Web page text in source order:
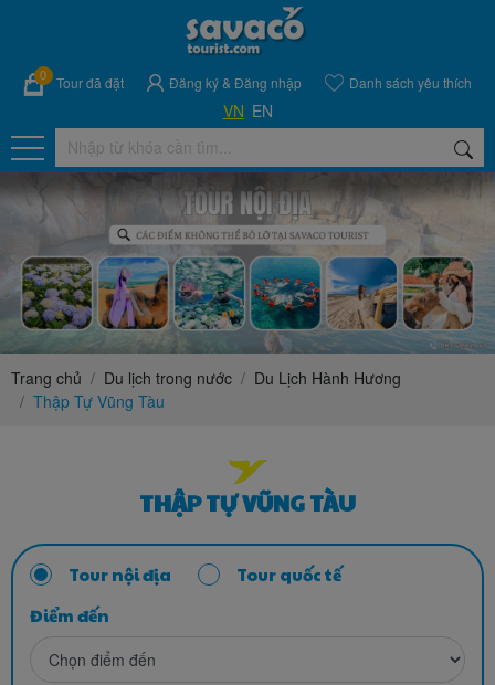
0 Tour đã đặt Đăng ký& Đăng nhập Danh sách yêu thích
VN EN
Trang chủ Du lịch trong nước
Du Lịch Hành Hương
Thập Tự Vũng Tàu
THẬP TỰ VŨNG TÀU
Tour nội địa
Tour quốc tế
Điểm đến